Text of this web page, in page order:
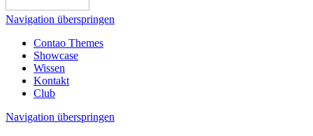
Navigation überspringen
Contao Themes
Showcase
Wissen
Kontakt
Club
Navigation überspringen